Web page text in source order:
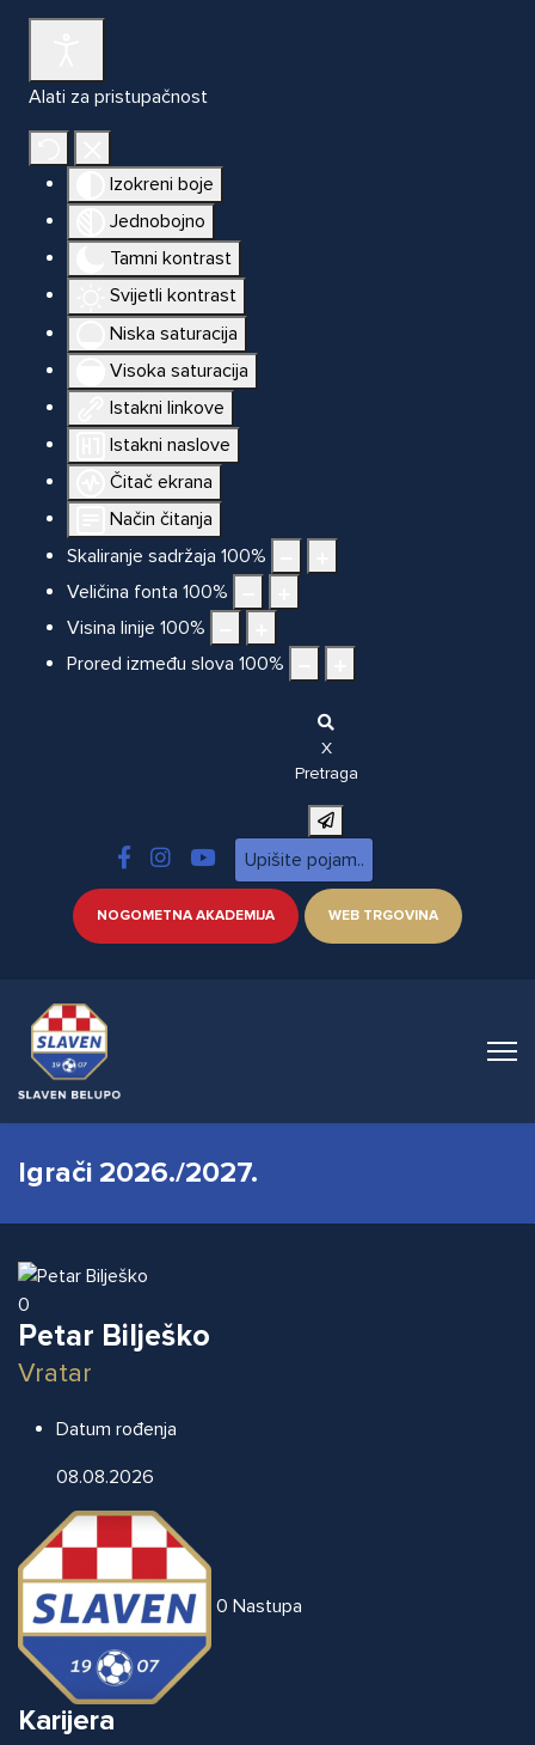
Alati za pristupačnost
Izokreni boje
Jednobojno
Tamni kontrast
Svijetli kontrast
Niska saturacija
Visoka saturacija
Istakni linkove
Istakni naslove
Čitač ekrana
Način čitanja
Skaliranje sadržaja 100%
Veličina fonta 100%
Visina linije 100%
Prored između slova 100%
X
Pretraga
NOGOMETNA AKADEMIJA WEB TRGOVINA
Igrači 2026./2027.
0
Petar Bilješko
Vratar
Datum rođenja
08.08.2026
0 Nastupa
Karijera